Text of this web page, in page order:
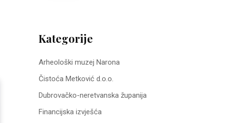
Kategorije
Arheološki muzej Narona
Čistoća Metković d.o.o.
Dubrovačko-neretvanska županija
Financijska izvješća